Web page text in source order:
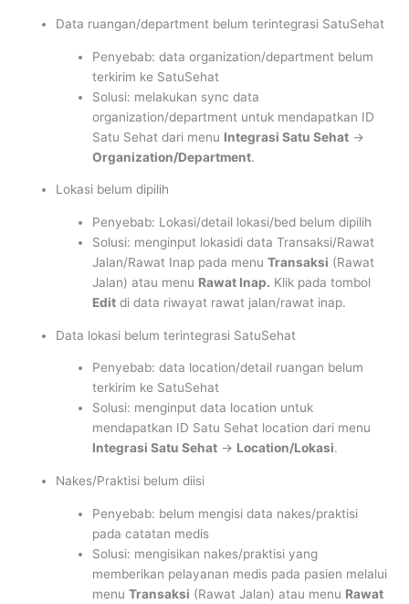
Data ruangan/department belum terintegrasi SatuSehat
Penyebab: data organization/department belum
terkirim ke SatuSehat
Solusi: melakukan sync data
organization/department untuk mendapatkan ID
Satu Sehat dari menu Integrasi Satu Sehat->
Organization/Department.
Lokasi belum dipilih
Penyebab: Lokasi/detail lokasi/bed belum dipilih
Solusi: menginput lokasidi data Transaksi/Rawat
Jalan/Rawat Inap pada menu Transaksi (Rawat
Jalan) atau menu Rawat Inap. Klik pada tombol
Editdi data riwayat rawat jalan/rawat inap.
Data lokasi belum terintegrasi SatuSehat
Penyebab: data location/detail ruangan belum
terkirim ke SatuSehat
Solusi: menginput data location untuk
mendapatkan ID Satu Sehat location dari menu
Integrasi Satu Sehat-> Location/Lokasi.
Nakes/Praktisi belum diisi
Penyebab: belum mengisi data nakes/praktisi
pada catatan medis
Solusi: mengisikan nakes/praktisi yang
memberikan pelayanan medis pada pasien melalui
menu Transaksi (Rawat Jalan) atau menu Rawat